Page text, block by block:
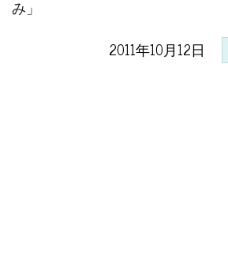
み」
2011年10月12日